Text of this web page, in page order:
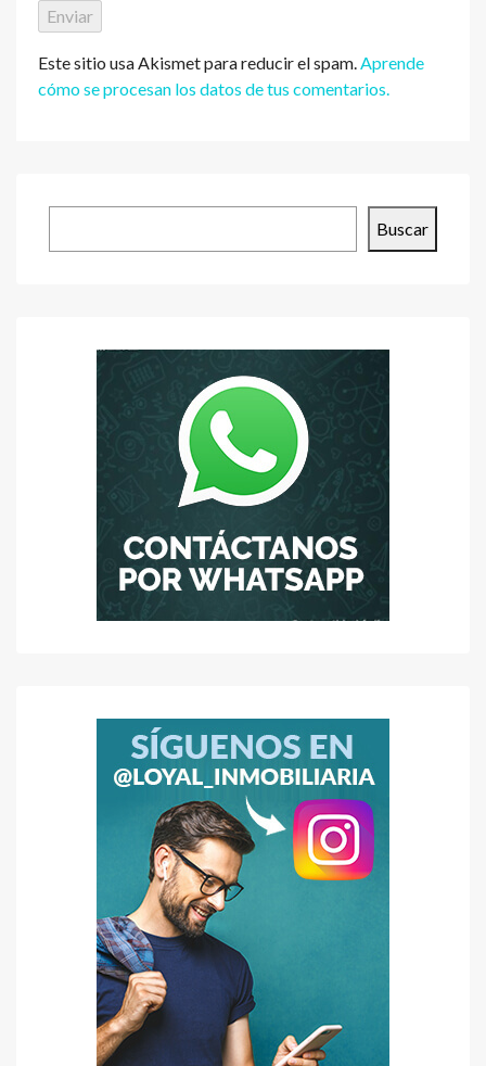
Este sitio usa Akismet para reducir el spam.Aprende
cómo se procesan los datos de tus comentarios.
Buscar